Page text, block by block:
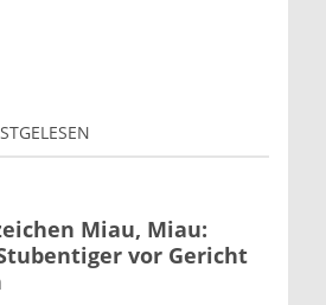
Miau, Miau:
vor Gericht